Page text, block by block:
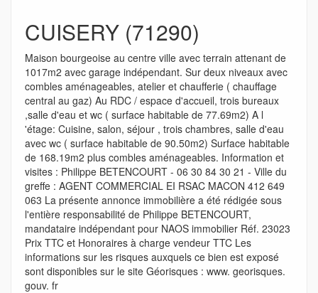
CUISERY (71290)
Maison bourgeoise au centre ville avec terrain attenant de
1017m2 avec garage indépendant. Sur deux niveaux avec
combles aménageables, atelier et chaufferie ( chauffage
central au gaz) Au RDC / espace d'accueil, trois bureaux
,salle d'eau et wc ( surface habitable de 77.69m2) A l
'étage: Cuisine, salon, séjour , trois chambres, salle d'eau
avec wc ( surface habitable de 90.50m2) Surface habitable
de 168.19m2 plus combles aménageables. Information et
visites : Philippe BETENCOURT - 06 30 84 30 21 - Ville du
greffe : AGENT COMMERCIAL EI RSAC MACON 412 649
063 La présente annonce immobilière a été rédigée sous
l'entière responsabilité de Philippe BETENCOURT,
mandataire indépendant pour NAOS immobilier Réf. 23023
Prix TTC et Honoraires à charge vendeur TTC Les
informations sur les risques auxquels ce bien est exposé
sont disponibles sur le site Géorisques : www. georisques.
gouv. fr